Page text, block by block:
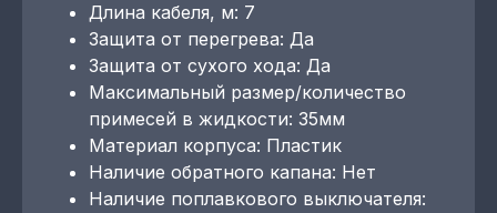
Длина кабеля, м: 7
Защита от перегрева: Да
Защита от сухого хода: Да
Максимальный размер/количество
примесей в жидкости: 35мм
Материал корпуса: Пластик
Наличие обратного капана: Нет
Наличие поплавкового выключателя: